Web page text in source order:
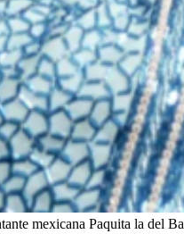
mexicana Paquita la del